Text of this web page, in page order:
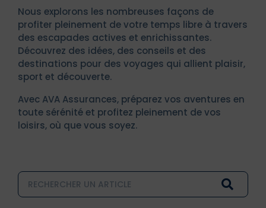
Nous explorons les nombreuses façons de
profiter pleinement de votre temps libre à travers
des escapades actives et enrichissantes.
Découvrez des idées, des conseils et des
destinations pour des voyages qui allient plaisir,
sport et découverte.
Avec AVA Assurances, préparez vos aventures en
toute sérénité et profitez pleinement de vos
loisirs, où que vous soyez.